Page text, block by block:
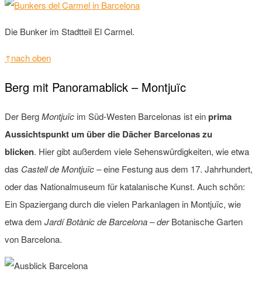
Die Bunker im Stadtteil El Carmel.
↑nach oben
Berg mit Panoramablick – Montjuïc
Der BergMontjuïc im Süd-Westen Barcelonas ist einprima
Aussichtspunkt um über die Dächer Barcelonas zu
blicken. Hier gibt außerdem viele Sehenswürdigkeiten, wie etwa
das Castell de Montjuïc– eine Festung aus dem 17. Jahrhundert,
oder das Nationalmuseum für katalanische Kunst. Auch schön:
Ein Spaziergang durch die vielen Parkanlagen in Montjuïc, wie
etwa dem Jardí Botànic de Barcelona – derBotanische Garten
von Barcelona.